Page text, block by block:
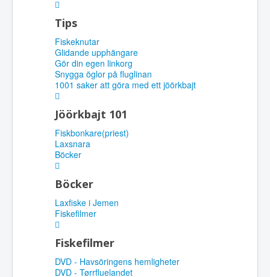
Tips
Fiskeknutar
Glidande upphängare
Gör din egen linkorg
Snygga öglor på fluglinan
1001 saker att göra med ett jöörkbajt
Jöörkbajt 101
Fiskbonkare(priest)
Laxsnara
Böcker
Böcker
Laxfiske i Jemen
Fiskefilmer
Fiskefilmer
DVD - Havsöringens hemligheter
DVD - Tørrfluelandet